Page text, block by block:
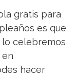
gratis para
es que
lo celebremos
hacer